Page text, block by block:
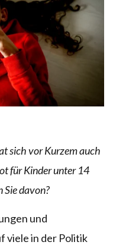
sich vor Kurzem auch
für Kinder unter 14
Sie davon?
und
viele in der Politik